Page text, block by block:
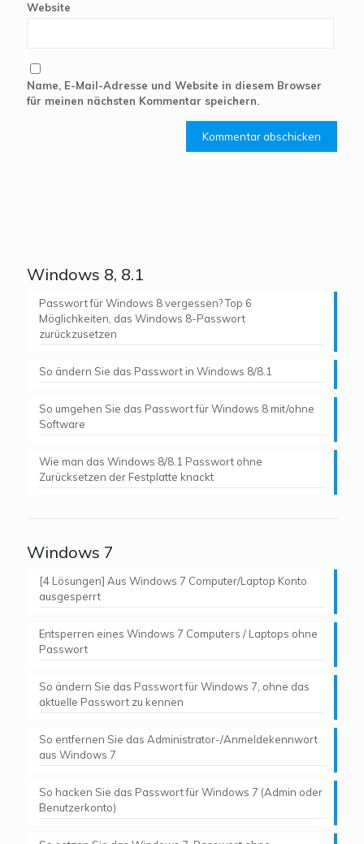
Website
Name, E-Mail-Adresse und Website in diesem Browser
für meinen nächsten Kommentar speichern.
Windows 8, 8.1
Passwort für Windows 8 vergessen? Top 6
Möglichkeiten, das Windows 8-Passwort
zurückzusetzen
So ändern Sie das Passwort in Windows 8/8.1
So umgehen Sie das Passwort für Windows 8 mit/ohne
Software
Wie man das Windows 8/8.1 Passwort ohne
Zurücksetzen der Festplatte knackt
Windows 7
[4 Lösungen] Aus Windows 7 Computer/Laptop Konto
ausgesperrt
Entsperren eines Windows 7 Computers / Laptops ohne
Passwort
So ändern Sie das Passwort für Windows 7, ohne das
aktuelle Passwort zu kennen
So entfernen Sie das Administrator-/Anmeldekennwort
aus Windows 7
So hacken Sie das Passwort für Windows 7 (Admin oder
Benutzerkonto)